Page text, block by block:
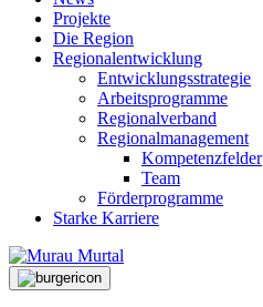
Projekte
Die Region
Regionalentwicklung
Entwicklungsstrategie
Arbeitsprogramme
Regionalverband
Regionalmanagement
Kompetenzfelder
Team
Förderprogramme
Starke Karriere